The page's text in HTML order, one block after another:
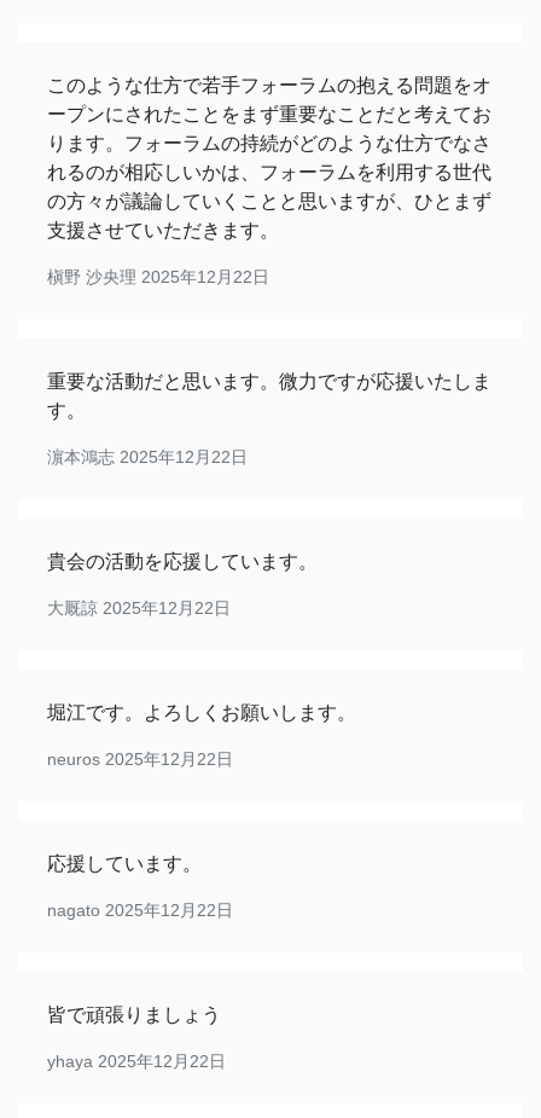
このような仕方で若手フォーラムの抱える問題をオ
ープンにされたことをまず重要なことだと考えてお
ります。フォーラムの持続がどのような仕方でなさ
れるのが相応しいかは、フォーラムを利用する世代
の方々が議論していくことと思いますが、ひとまず
支援させていただきます。
槇野 沙央理 2025年12月22日
重要な活動だと思います。微力ですが応援いたしま
す。
濵本鴻志 2025年12月22日
貴会の活動を応援しています。
大厩諒 2025年12月22日
堀江です。よろしくお願いします。
neuros 2025年12月22日
応援しています。
nagato 2025年12月22日
皆で頑張りましょう
yhaya 2025年12月22日